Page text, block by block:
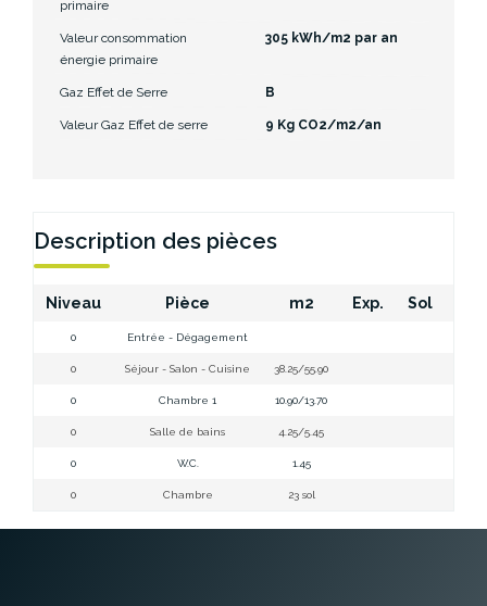
primaire
Valeur consommation
énergie primaire
305 kWh/m2 par an
Gaz Effet de Serre B
Valeur Gaz Effet de serre 9 Kg CO2/m2/an
Description des pièces
Niveau Pièce m2 Exp. Sol
0 Entrée - Dégagement
0 Séjour - Salon - Cuisine 38.25/55.90
0 Chambre 1 10.90/13.70
0 Salle de bains 4.25/5.45
0 W.C. 1.45
0 Chambre 23 sol